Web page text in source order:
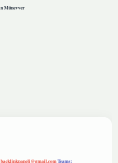
Münevver
backlinkpaneli@gmail.comTeams: